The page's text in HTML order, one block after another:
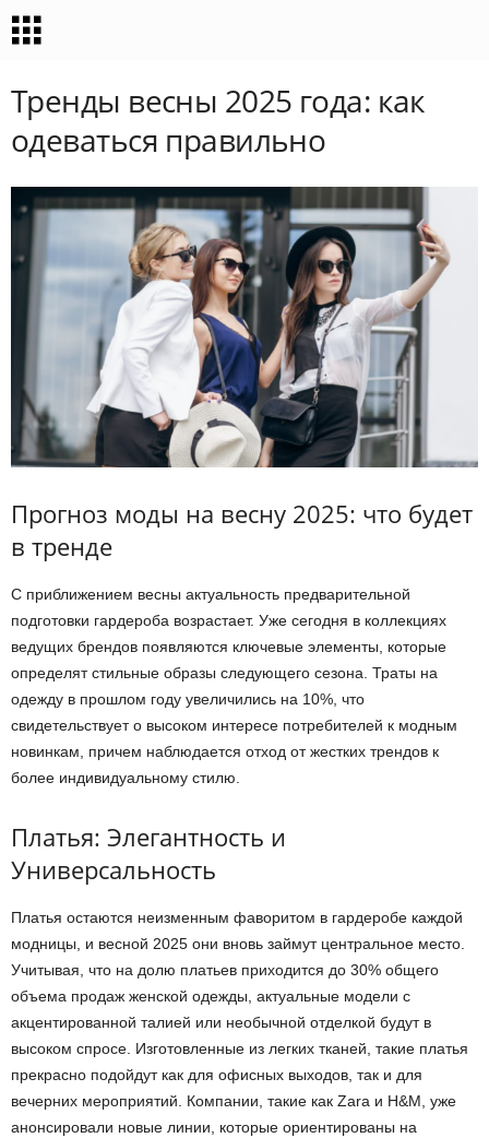
Тренды весны 2025 года: как
одеваться правильно
Прогноз моды на весну 2025: что будет
в тренде
С приближением весны актуальность предварительной
подготовки гардероба возрастает. Уже сегодня в коллекциях
ведущих брендов появляются ключевые элементы, которые
определят стильные образы следующего сезона. Траты на
одежду в прошлом году увеличились на 10%, что
свидетельствует о высоком интересе потребителей к модным
новинкам, причем наблюдается отход от жестких трендов к
более индивидуальному стилю.
Платья: Элегантность и
Универсальность
Платья остаются неизменным фаворитом в гардеробе каждой
модницы, и весной 2025 они вновь займут центральное место.
Учитывая, что на долю платьев приходится до 30% общего
объема продаж женской одежды, актуальные модели с
акцентированной талией или необычной отделкой будут в
высоком спросе. Изготовленные из легких тканей, такие платья
прекрасно подойдут как для офисных выходов, так и для
вечерних мероприятий. Компании, такие как Zara и H&M, уже
анонсировали новые линии, которые ориентированы на